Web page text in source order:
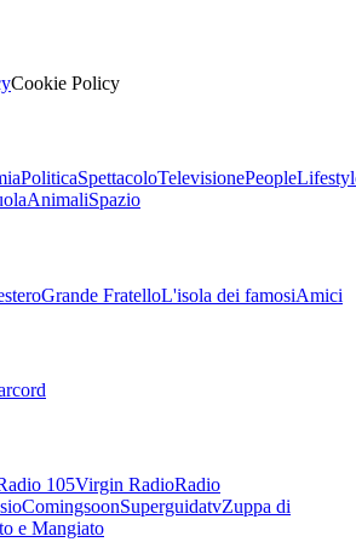
Cookie Policy
PoliticaSpettacoloTelevisionePeople
AnimaliSpazio
Grande FratelloL'isola dei famosiAmici
105Virgin RadioRadio
ComingsoonSuperguidatvZuppa di
e Mangiato